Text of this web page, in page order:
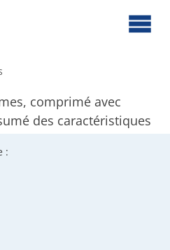
comprimé avec
des caractéristiques
: